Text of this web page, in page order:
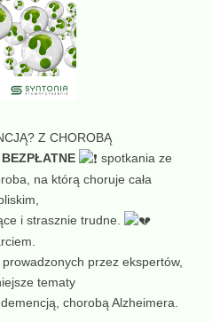
Z CHOROBĄ
BEZPŁATNE
spotkania ze
na którą choruje cała
i strasznie trudne.
przez ekspertów,
tematy
chorobą Alzheimera.